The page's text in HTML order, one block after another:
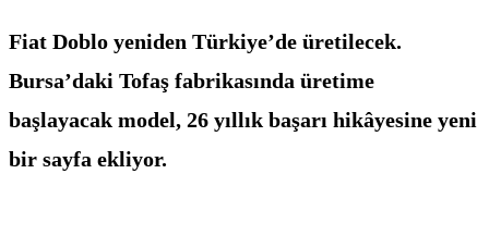
Fiat Doblo yeniden Türkiye’de üretilecek.
Bursa’daki Tofaş fabrikasında üretime
başlayacak model, 26 yıllık başarı hikâyesine yeni
bir sayfa ekliyor.